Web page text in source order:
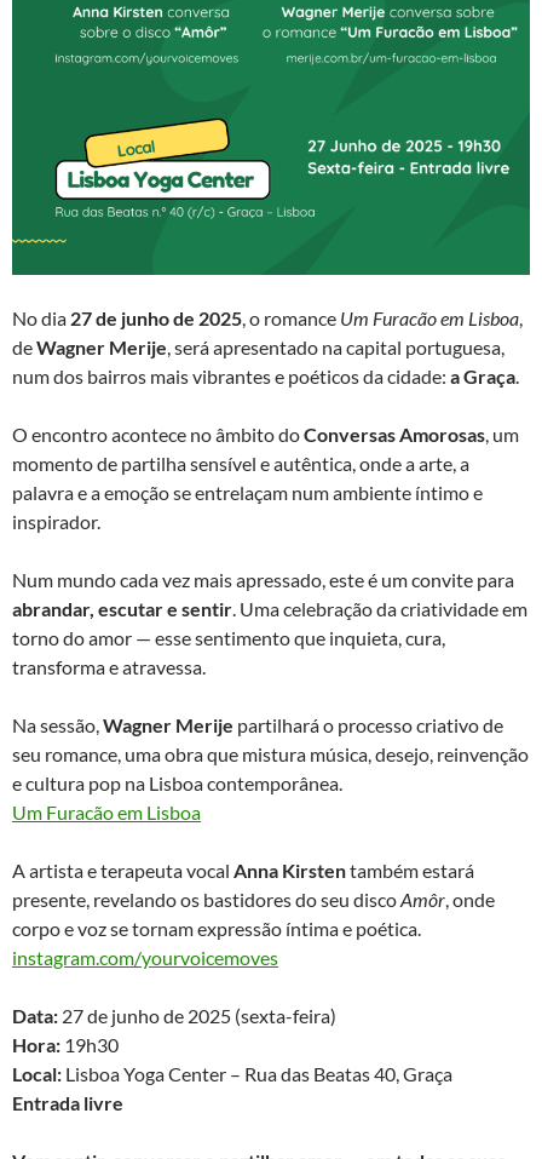
No dia 27 de junho de 2025, o romance Um Furacão em Lisboa,
deWagner Merije, será apresentado na capital portuguesa,
num dos bairros mais vibrantes e poéticos da cidade: a Graça.
O encontro acontece no âmbito doConversas Amorosas, um
momento de partilha sensível e autêntica, onde a arte, a
palavra e a emoção se entrelaçam num ambiente íntimo e
inspirador.
Num mundo cada vez mais apressado, este é um convite para
abrandar, escutar e sentir. Uma celebração da criatividade em
torno do amor — esse sentimento que inquieta, cura,
transforma e atravessa.
Na sessão,Wagner Merije partilhará o processo criativo de
seu romance, uma obra que mistura música, desejo, reinvenção
e cultura pop na Lisboa contemporânea.
Um Furacão em Lisboa
A artista e terapeuta vocal Anna Kirstentambém estará
presente, revelando os bastidores do seu discoAmôr, onde
corpo e voz se tornam expressão íntima e poética.
instagram.com/yourvoicemoves
Data: 27 de junho de 2025 (sexta-feira)
Hora: 19h30
Local: Lisboa Yoga Center – Rua das Beatas 40, Graça
Entrada livre